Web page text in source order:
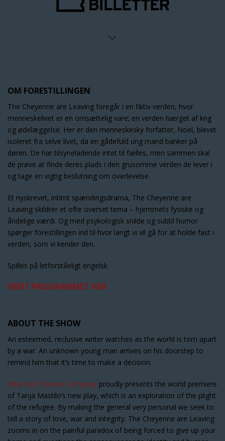
OM FORESTILLINGEN
The Cheyenne are Leaving foregår i en fiktiv verden, hvor
menneskelivet er en omsættelig vare; en verden hærget af krig
og ødelæggelse. Her er den menneskesky forfatter, Noel, blevet
isoleret fra selve livet, da en gådefuld ung mand banker på
døren. De har tilsyneladende intet til fælles, men sammen skal
de prøve at finde deres plads i den grusomme verden de lever i
og tage en vigtig beslutning om overlevelse.
Et nyskrevet, intimt spændingsdrama, The Cheyenne are
Leaving skildrer et ofte overset tema – hjemmets fysiske og
åndelige værdi. Og med psykologisk snilde og subtil humor
spørger forestillingen ind til hvor langt vi vil gå for at holde fast i
verden, som vi kender den.
Spilles på letforståeligt engelsk
HENT PROGRAMMET HER
ABOUT THE SHOW
An esteemed, reclusive writer watches as the world is torn apart
by a war. An unknown young man arrives on his doorstep to
remind him that it’s time to make a decision.
Why Not Theatre Company proudly presents the world premiere
of Tanja Mastilo’s new play, which is an exploration of the plight
of the refugee. By making the general very personal we seek to
tell a story of love, war and integrity. The Cheyenne are Leaving
zooms in on the painful paradox of being forced to give up your